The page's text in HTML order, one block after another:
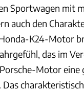
Sportwagen mit
auch den
K24-Motor
das im
Motor eine